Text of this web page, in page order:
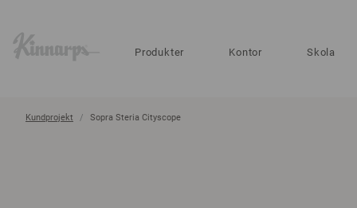
Produkter Kontor Skola
Kundprojekt Sopra Steria Cityscope